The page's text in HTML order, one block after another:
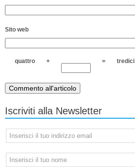
Sito web
quattro + = tredici
Iscriviti alla Newsletter